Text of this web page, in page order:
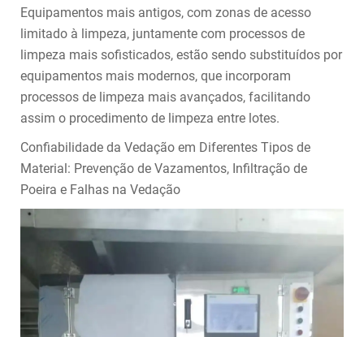
Equipamentos mais antigos, com zonas de acesso
limitado à limpeza, juntamente com processos de
limpeza mais sofisticados, estão sendo substituídos por
equipamentos mais modernos, que incorporam
processos de limpeza mais avançados, facilitando
assim o procedimento de limpeza entre lotes.
Confiabilidade da Vedação em Diferentes Tipos de
Material: Prevenção de Vazamentos, Infiltração de
Poeira e Falhas na Vedação